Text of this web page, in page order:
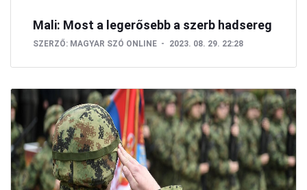
Mali: Most a legerősebb a szerb hadsereg
SZERZŐ: MAGYAR SZÓ ONLINE 2023. 08. 29. 22:28